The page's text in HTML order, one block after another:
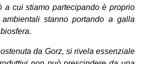
a cui stiamo partecipando è proprio
stanno portando a galla
da Gorz, si rivela essenziale